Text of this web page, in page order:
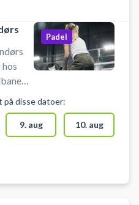
J.
på 12
og
i
Padel
disse datoer:
9. aug 10. aug